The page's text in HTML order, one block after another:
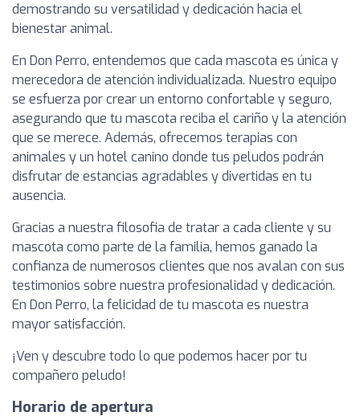
demostrando su versatilidad y dedicación hacia el
bienestar animal.
En Don Perro, entendemos que cada mascota es única y
merecedora de atención individualizada. Nuestro equipo
se esfuerza por crear un entorno confortable y seguro,
asegurando que tu mascota reciba el cariño y la atención
que se merece. Además, ofrecemos terapias con
animales y un hotel canino donde tus peludos podrán
disfrutar de estancias agradables y divertidas en tu
ausencia.
Gracias a nuestra filosofia de tratar a cada cliente y su
mascota como parte de la familia, hemos ganado la
confianza de numerosos clientes que nos avalan con sus
testimonios sobre nuestra profesionalidad y dedicación.
En Don Perro, la felicidad de tu mascota es nuestra
mayor satisfacción.
¡Ven y descubre todo lo que podemos hacer por tu
compañero peludo!
Horario de apertura